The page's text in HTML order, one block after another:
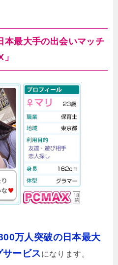
本最大手の出会いマッチ
万人突破の日本最大
ービスになります。